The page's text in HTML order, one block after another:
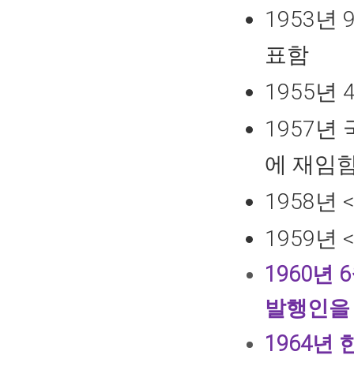
1953년
표함
1955년
1957년
에 재임
1958년
1959년
1960년
발행인
1964년